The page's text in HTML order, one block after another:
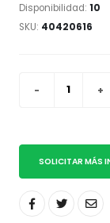
Disponibilidad: 10
SKU: 40420616
SOLICITAR MÁS